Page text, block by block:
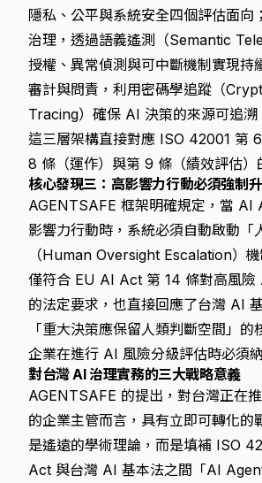
隱私、公平與系統安全四個評估面向
治理，透過語義遙測（Semantic
授權、異常偵測與可中斷機制實現持
審計與問責，利用密碼學追蹤（
Tracing）確保 AI 決策的來源可追溯
這三層架構直接對應 ISO 42001 第
8 條（運作）與第 9 條（績效評估）
核心發現三：高影響力行動必須強制
AGENTSAFE 框架明確規定，當 AI
影響力行動時，系統必須自動啟動「
（Human Oversight Escalation）
僅符合 EU AI Act 第 14 條對高風險
的法定要求，也直接回應了台灣 AI
「重大決策應保留人類判斷空間」
企業在進行 AI 風險分級評估時必須
對台灣 AI 治理實務的三大戰略意義
AGENTSAFE 的提出，對台灣正在
的企業主管而言，具有立即可轉化
是遙遠的學術理論，而是填補 ISO
Act 與台灣 AI 基本法之間「AI